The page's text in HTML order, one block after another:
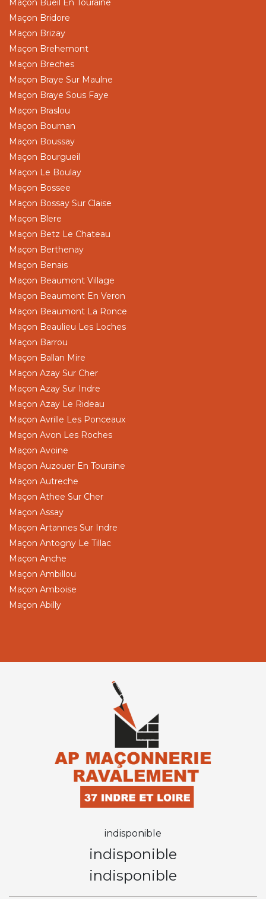
Maçon Bueil En Touraine
Maçon Bridore
Maçon Brizay
Maçon Brehemont
Maçon Breches
Maçon Braye Sur Maulne
Maçon Braye Sous Faye
Maçon Braslou
Maçon Bournan
Maçon Boussay
Maçon Bourgueil
Maçon Le Boulay
Maçon Bossee
Maçon Bossay Sur Claise
Maçon Blere
Maçon Betz Le Chateau
Maçon Berthenay
Maçon Benais
Maçon Beaumont Village
Maçon Beaumont En Veron
Maçon Beaumont La Ronce
Maçon Beaulieu Les Loches
Maçon Barrou
Maçon Ballan Mire
Maçon Azay Sur Cher
Maçon Azay Sur Indre
Maçon Azay Le Rideau
Maçon Avrille Les Ponceaux
Maçon Avon Les Roches
Maçon Avoine
Maçon Auzouer En Touraine
Maçon Autreche
Maçon Athee Sur Cher
Maçon Assay
Maçon Artannes Sur Indre
Maçon Antogny Le Tillac
Maçon Anche
Maçon Ambillou
Maçon Amboise
Maçon Abilly
indisponible
indisponible
indisponible